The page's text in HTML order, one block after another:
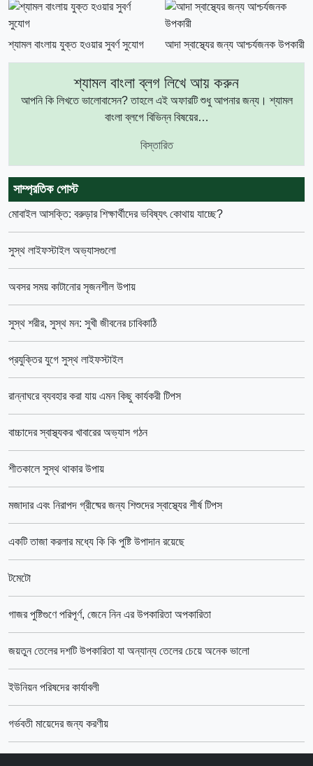
শ্যামল বাংলায় যুক্ত হওয়ার সুবর্ণ সুযোগ আদা স্বাস্থ্যের জন্য আশ্চর্যজনক উপকারী
শ্যামল বাংলা ব্লগ লিখে আয় করুন
আপনি কি লিখতে ভালোবাসেন? তাহলে এই অফারটি শুধু আপনার জন্য। শ্যামল
বাংলা ব্লগে বিভিন্ন বিষয়ের…
বিস্তারিত
সাম্প্রতিক পোস্ট
মোবাইল আসক্তি: বরুড়ার শিক্ষার্থীদের ভবিষ্যৎ কোথায় যাচ্ছে?
সুস্থ লাইফস্টাইল অভ্যাসগুলো
অবসর সময় কাটানোর সৃজনশীল উপায়
সুস্থ শরীর, সুস্থ মন: সুখী জীবনের চাবিকাঠি
প্রযুক্তির যুগে সুস্থ লাইফস্টাইল
রান্নাঘরে ব্যবহার করা যায় এমন কিছু কার্যকরী টিপস
বাচ্চাদের স্বাস্থ্যকর খাবারের অভ্যাস গঠন
শীতকালে সুস্থ থাকার উপায়
মজাদার এবং নিরাপদ গ্রীষ্মের জন্য শিশুদের স্বাস্থ্যের শীর্ষ টিপস
একটি তাজা করলার মধ্যে কি কি পুষ্টি উপাদান রয়েছে
টমেটো
গাজর পুষ্টিগুণে পরিপূর্ণ, জেনে নিন এর উপকারিতা অপকারিতা
জয়তুন তেলের দশটি উপকারিতা যা অন্যান্য তেলের চেয়ে অনেক ভালো
ইউনিয়ন পরিষদের কার্যাবলী
গর্ভবতী মায়েদের জন্য করণীয়